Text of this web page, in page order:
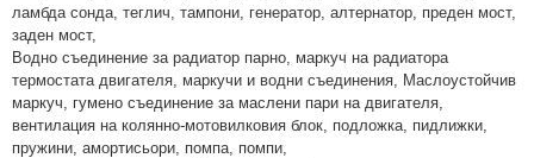
ламбда сонда, теглич, тампони, генератор, алтернатор, преден мост,
заден мост,
Водно съединение за радиатор парно, маркуч на радиатора
термостата двигателя, маркучи и водни съединения, Маслоустойчив
маркуч, гумено съединение за маслени пари на двигателя,
вентилация на колянно-мотовилковия блок, подложка, пидлижки,
пружини, амортисьори, помпа, помпи,